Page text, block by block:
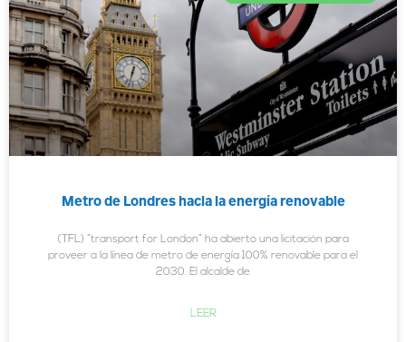
Metro de Londres hacia la energía renovable
(TFL) “transport for London” ha abierto una licitación para
proveer a la línea de metro de energía 100% renovable para el
2030. El alcalde de
LEER